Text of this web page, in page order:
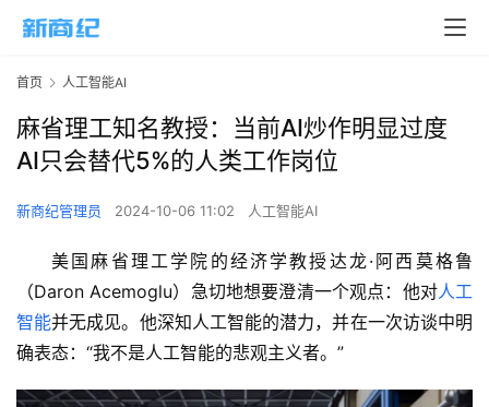
首页 人工智能AI
麻省理工知名教授：当前AI炒作明显过度
AI只会替代5%的人类工作岗位
新商纪管理员 2024-10-06 11:02 人工智能AI
美国麻省理工学院的经济学教授达龙·阿西莫格鲁
（Daron Acemoglu）急切地想要澄清一个观点：他对人工
智能并无成见。他深知人工智能的潜力，并在一次访谈中明
确表态：“我不是人工智能的悲观主义者。”